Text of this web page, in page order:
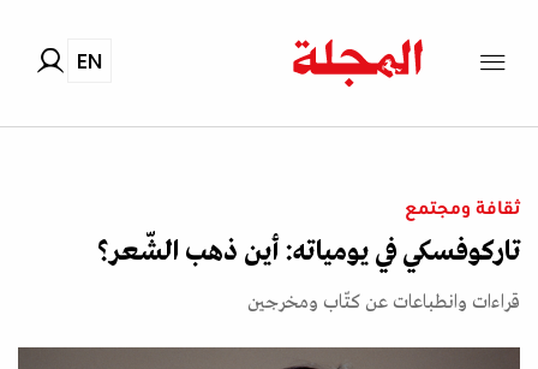
EN
ثقافة ومجتمع
تاركوفسكي في يومياته: أين ذهب الشّعر؟
قراءات وانطباعات عن كتّاب ومخرجين